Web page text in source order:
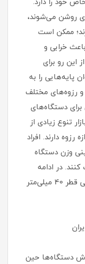
خود را دارد.
روشن می‌شوند،
ممکن است
خرابی و
این رو برای
پایه‌هایی را به
و رزوه‌های مختلف
دستگاه‌های
تنوع زیادی از
رزوه دارند. افراد
وزن دستگاه
در ادامه
ویژگی و مشخصات فنی پایه گرد آهنی قطر 40 میلی‌متر
دستگاه‌ها حین